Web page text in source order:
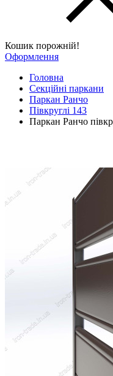
Кошик порожній!
Оформлення
Головна
Секційні паркани
Паркан Ранчо
Півкруглі 143
Паркан Ранчо